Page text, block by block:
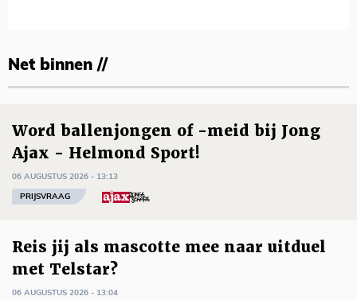
Net binnen //
Word ballenjongen of -meid bij Jong
Ajax - Helmond Sport!
06 AUGUSTUS 2026 - 13:13
PRIJSVRAAG
Reis jij als mascotte mee naar uitduel
met Telstar?
06 AUGUSTUS 2026 - 13:04